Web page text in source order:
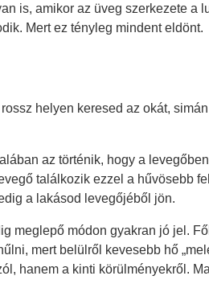
is, amikor az üveg szerkezete a
Mert ez tényleg mindent eldönt.
helyen keresed az okát,
az történik, hogy a
találkozik ezzel a hűvösebb
a lakásod levegőjéből jön.
meglepő módon gyakran jó jel.
mert belülről kevesebb hő
hanem a kinti körülményekről.